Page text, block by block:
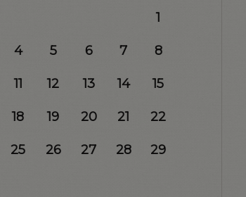
1
4 5 6 7 8
11 12 13 14 15
18 19 20 21 22
25 26 27 28 29